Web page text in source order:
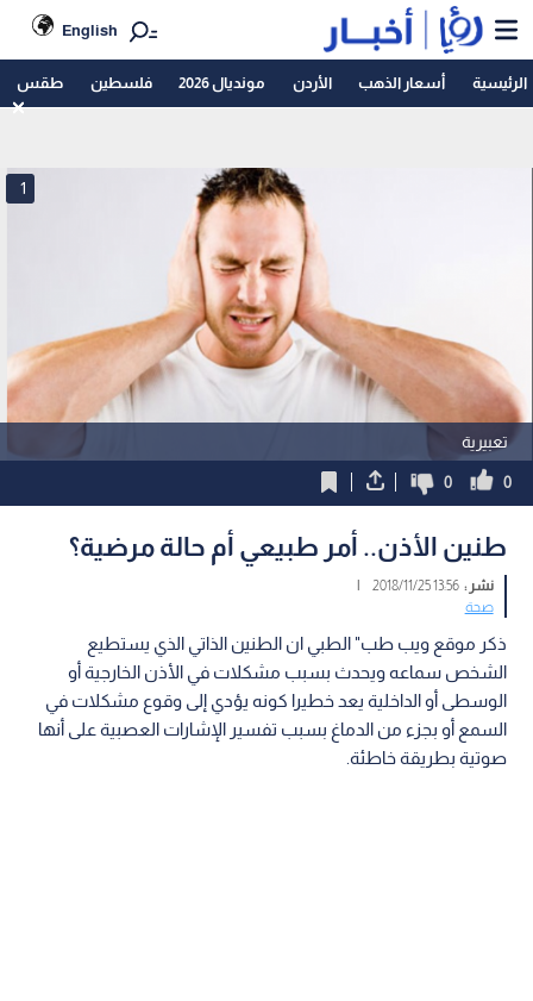
English
الرئيسية أسعار الذهب الأردن مونديال 2026 فلسطين طقس
تعبيرية
1
0
0
طنين الأذن.. أمر طبيعي أم حالة مرضية؟
نشر :13:56 2018/11/25
|
صحة
ذكر موقع ويب طب" الطبي ان الطنين الذاتي الذي يستطيع
الشخص سماعه ويحدث بسبب مشكلات في الأذن الخارجية أو
الوسطى أو الداخلية يعد خطيرا كونه يؤدي إلى وقوع مشكلات في
السمع أو بجزء من الدماغ بسبب تفسير الإشارات العصبية على أنها
صوتية بطريقة خاطئة.